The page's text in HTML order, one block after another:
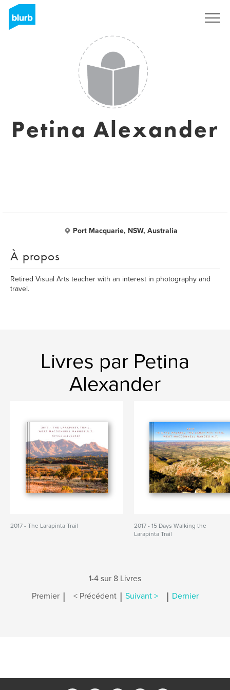
Petina Alexander
Port Macquarie, NSW, Australia
À propos
Retired Visual Arts teacher with an interest in photography and
travel.
Livres par Petina
Alexander
2017 - The Larapinta Trail
2017 - 15 Days Walking the
Larapinta Trail
1-4 sur 8 Livres
Premier | < Précédent | Suivant > | Dernier